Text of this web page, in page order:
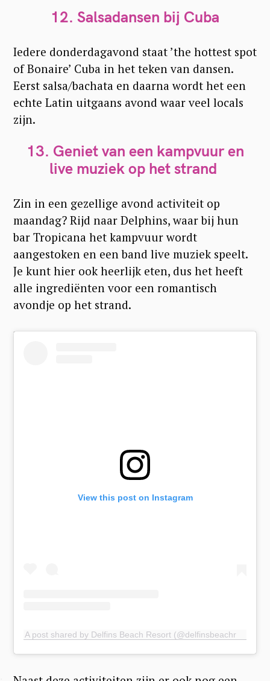
12. Salsadansen bij Cuba
Iedere donderdagavond staat ’the hottest spot
of Bonaire’ Cuba in het teken van dansen.
Eerst salsa/bachata en daarna wordt het een
echte Latin uitgaans avond waar veel locals
zijn.
13. Geniet van een kampvuur en
live muziek op het strand
Zin in een gezellige avond activiteit op
maandag? Rijd naar Delphins, waar bij hun
bar Tropicana het kampvuur wordt
aangestoken en een band live muziek speelt.
Je kunt hier ook heerlijk eten, dus het heeft
alle ingrediënten voor een romantisch
avondje op het strand.
View this post on Instagram